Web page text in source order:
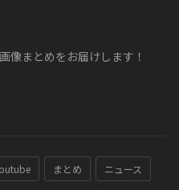
像まとめをお届けします！
まとめ ニュース